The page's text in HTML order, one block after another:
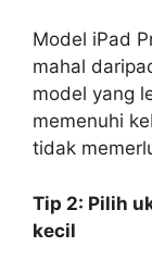
Model iPad
mahal
model yang
memenuhi
tidak
Tip 2: Pilih
kecil